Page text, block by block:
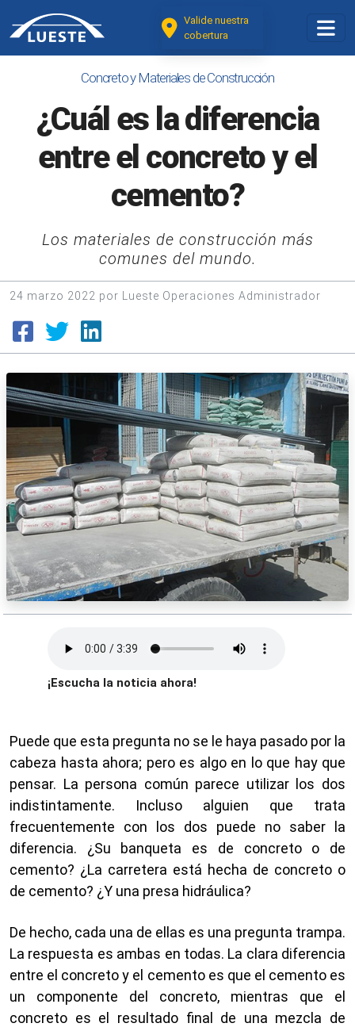
Valide nuestra
cobertura
Concreto y Materiales de Construcción
¿Cuál es la diferencia
entre el concreto y el
cemento?
Los materiales de construcción más
comunes del mundo.
24 marzo 2022 por Lueste Operaciones Administrador
¡Escucha la noticia ahora!
Puede que esta pregunta no se le haya pasado por la
cabeza hasta ahora; pero es algo en lo que hay que
pensar. La persona común parece utilizar los dos
indistintamente. Incluso alguien que trata
frecuentemente con los dos puede no saber la
diferencia. ¿Su banqueta es de concreto o de
cemento? ¿La carretera está hecha de concreto o
de cemento? ¿Y una presa hidráulica?
De hecho, cada una de ellas es una pregunta trampa.
La respuesta es ambas en todas. La clara diferencia
entre el concreto y el cemento es que el cemento es
un componente del concreto, mientras que el
concreto es el resultado final de una mezcla de